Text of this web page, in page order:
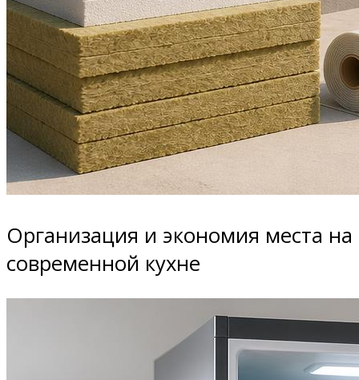
Организация и экономия места на
современной кухне